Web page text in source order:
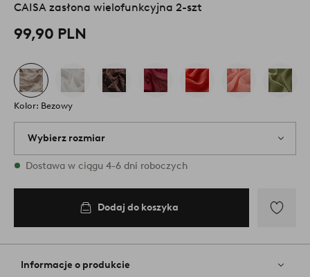
CAISA zasłona wielofunkcyjna 2-szt
99,90 PLN
Kolor: Bezowy
Wybierz rozmiar
{variants} rozmiary są dostępne w magazynie
Dostawa w ciągu 4-6 dni roboczych
Dodaj do koszyka
do
Informacje o produkcie